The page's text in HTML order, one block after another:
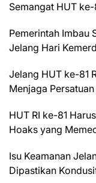
Semangat HUT ke-
Pemerintah Imbau
Jelang Hari
Jelang HUT ke-81
Menjaga Persatuan
HUT RI ke-81
Hoaks yang
Isu Keamanan
Dipastikan